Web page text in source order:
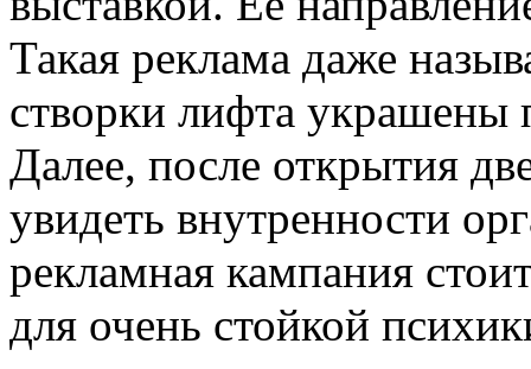
Такая реклама даже
створки лифта украшены
Далее, после открытия
увидеть внутренности
рекламная кампания
для очень стойкой